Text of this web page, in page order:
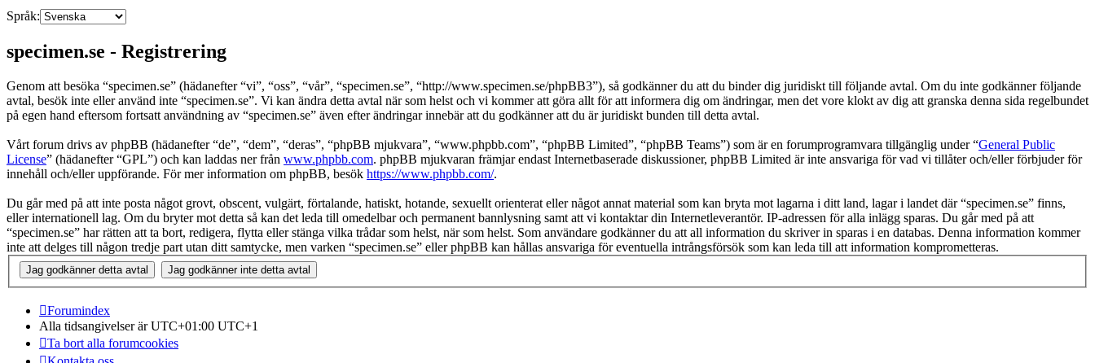
Språk:
specimen.se - Registrering
Genom att besöka “specimen.se” (hädanefter “vi”, “oss”, “vår”, “specimen.se”, “http://www.specimen.se/phpBB3”), så godkänner du att du binder dig juridiskt till följande avtal. Om du inte godkänner följande
avtal, besök inte eller använd inte “specimen.se”. Vi kan ändra detta avtal när som helst och vi kommer att göra allt för att informera dig om ändringar, men det vore klokt av dig att granska denna sida regelbundet
på egen hand eftersom fortsatt användning av “specimen.se” även efter ändringar innebär att du godkänner att du är juridiskt bunden till detta avtal.
Vårt forum drivs av phpBB (hädanefter “de”, “dem”, “deras”, “phpBB mjukvara”, “www.phpbb.com”, “phpBB Limited”, “phpBB Teams”) som är en forumprogramvara tillgänglig under “General Public
License” (hädanefter “GPL”) och kan laddas ner från www.phpbb.com. phpBB mjukvaran främjar endast Internetbaserade diskussioner, phpBB Limited är inte ansvariga för vad vi tillåter och/eller förbjuder för
innehåll och/eller uppförande. För mer information om phpBB, besök https://www.phpbb.com/.
Du går med på att inte posta något grovt, obscent, vulgärt, förtalande, hatiskt, hotande, sexuellt orienterat eller något annat material som kan bryta mot lagarna i ditt land, lagar i landet där “specimen.se” finns,
eller internationell lag. Om du bryter mot detta så kan det leda till omedelbar och permanent bannlysning samt att vi kontaktar din Internetleverantör. IP-adressen för alla inlägg sparas. Du går med på att
“specimen.se” har rätten att ta bort, redigera, flytta eller stänga vilka trådar som helst, när som helst. Som användare godkänner du att all information du skriver in sparas i en databas. Denna information kommer
inte att delges till någon tredje part utan ditt samtycke, men varken “specimen.se” eller phpBB kan hållas ansvariga för eventuella intrångsförsök som kan leda till att information komprometteras.
Forumindex
Alla tidsangivelser är UTC+01:00 UTC+1
Ta bort alla forumcookies